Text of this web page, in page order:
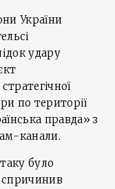
України
удару
по території
правда» з
канали.
було
спричинив